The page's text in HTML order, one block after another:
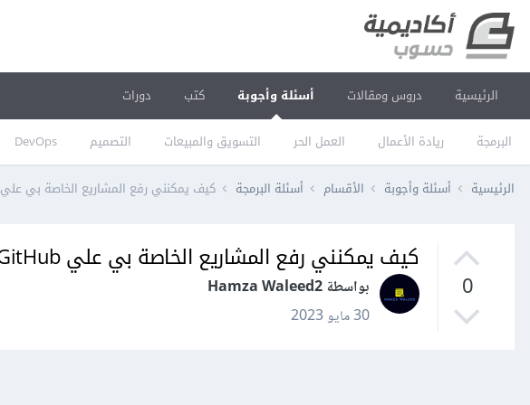
الرئيسية دروس ومقالات أسئلة وأجوبة
البرمجة ريادة الأعمال العمل الحر التسويق والمبيعات التصميم DevOps
كتب دورات
الرئيسية أسئلة وأجوبة الأقسام أسئلة البرمجة كيف يمكنني رفع المشاريع الخاصة بي علي GitHub
0
كيف يمكنني رفع المشاريع الخاصة بي علي GitHub
بواسطة Hamza Waleed2
30 مايو 2023